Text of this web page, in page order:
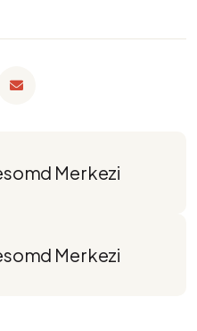
Merkezi
Merkezi